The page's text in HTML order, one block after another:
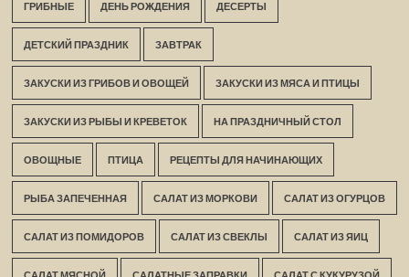
ГРИБНЫЕ ДЕНЬ РОЖДЕНИЯ ДЕСЕРТЫ
ДЕТСКИЙ ПРАЗДНИК ЗАВТРАК
ЗАКУСКИ ИЗ ГРИБОВ И ОВОЩЕЙ ЗАКУСКИ ИЗ МЯСА И ПТИЦЫ
ЗАКУСКИ ИЗ РЫБЫ И КРЕВЕТОК НА ПРАЗДНИЧНЫЙ СТОЛ
ОВОЩНЫЕ ПТИЦА РЕЦЕПТЫ ДЛЯ НАЧИНАЮЩИХ
РЫБА ЗАПЕЧЕННАЯ САЛАТ ИЗ МОРКОВИ САЛАТ ИЗ ОГУРЦОВ
САЛАТ ИЗ ПОМИДОРОВ САЛАТ ИЗ СВЕКЛЫ САЛАТ ИЗ ЯИЦ